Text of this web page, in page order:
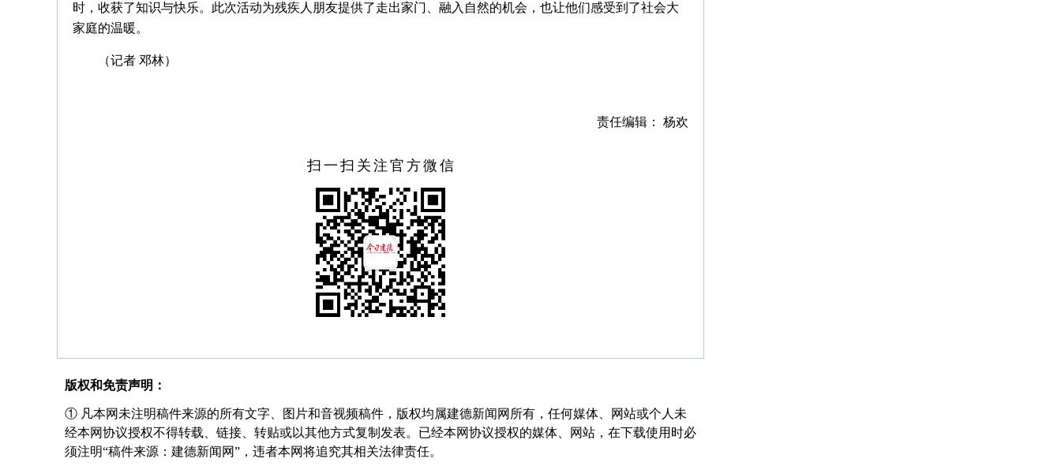
时，收获了知识与快乐。此次活动为残疾人朋友提供了走出家门、融入自然的机会，也让他们感受到了社会大
家庭的温暖。
（记者 邓林）
责任编辑： 杨欢
扫一扫关注官方微信
版权和免责声明：
① 凡本网未注明稿件来源的所有文字、图片和音视频稿件，版权均属建德新闻网所有，任何媒体、网站或个人未
经本网协议授权不得转载、链接、转贴或以其他方式复制发表。已经本网协议授权的媒体、网站，在下载使用时必
须注明“稿件来源：建德新闻网”，违者本网将追究其相关法律责任。